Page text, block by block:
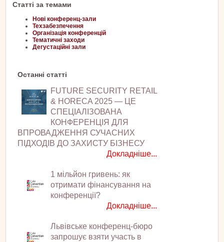
Статті за темами
Нові конференц-зали
Техзабезпечення
Організація конференцій
Тематичні заходи
Дегустаційні зали
Останні статті
FUTURE SECURITY RETAIL
& HORECA 2025 — ЦЕ
СПЕЦІАЛІЗОВАНА
КОНФЕРЕНЦІЯ ДЛЯ
ВПРОВАДЖЕННЯ СУЧАСНИХ
ПІДХОДІВ ДО ЗАХИСТУ БІЗНЕСУ
Докладніше...
1 мільйон гривень: як
отримати фінансування на
конференції?
Докладніше...
Львівське конференц-бюро
запрошує взяти участь в